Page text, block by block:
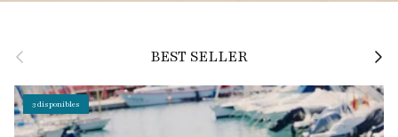
Anterior BEST SELLER
3 disponibles